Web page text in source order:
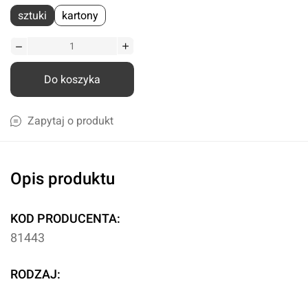
sztuki kartony
Do koszyka
Zapytaj o produkt
Opis produktu
KOD PRODUCENTA:
81443
RODZAJ: